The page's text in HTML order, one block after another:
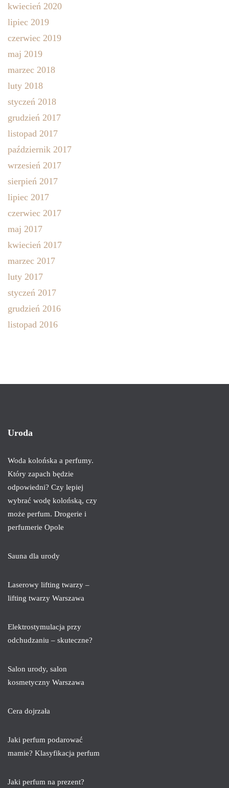
kwiecień 2020
lipiec 2019
czerwiec 2019
maj 2019
marzec 2018
luty 2018
styczeń 2018
grudzień 2017
listopad 2017
październik 2017
wrzesień 2017
sierpień 2017
lipiec 2017
czerwiec 2017
maj 2017
kwiecień 2017
marzec 2017
luty 2017
styczeń 2017
grudzień 2016
listopad 2016
Uroda
Woda kolońska a perfumy.
Który zapach będzie
odpowiedni? Czy lepiej
wybrać wodę kolońską, czy
może perfum. Drogerie i
perfumerie Opole
Sauna dla urody
Laserowy lifting twarzy –
lifting twarzy Warszawa
Elektrostymulacja przy
odchudzaniu – skuteczne?
Salon urody, salon
kosmetyczny Warszawa
Cera dojrzała
Jaki perfum podarować
mamie? Klasyfikacja perfum
Jaki perfum na prezent?